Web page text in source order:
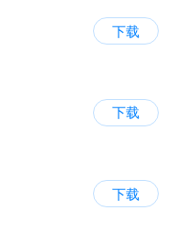
下载
下载
下载